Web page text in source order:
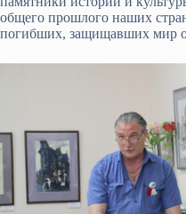
общего прошлого наших
погибших, защищавших мир